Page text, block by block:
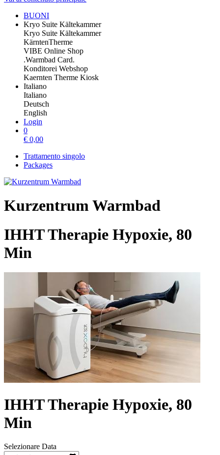
BUONI
Kryo Suite Kältekammer
Kryo Suite Kältekammer
KärntenTherme
VIBE Online Shop
.Warmbad Card.
Konditorei Webshop
Kaernten Therme Kiosk
Italiano
Italiano
Deutsch
English
Login
0
€ 0,00
Trattamento singolo
Packages
Kurzentrum Warmbad
IHHT Therapie Hypoxie, 80
Min
IHHT Therapie Hypoxie, 80
Min
Selezionare Data